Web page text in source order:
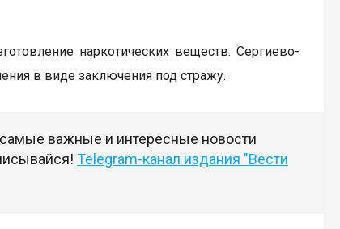
наркотических веществ. Сергиево-
в виде заключения под стражу.
важные и интересные новости
Telegram-канал издания "Вести